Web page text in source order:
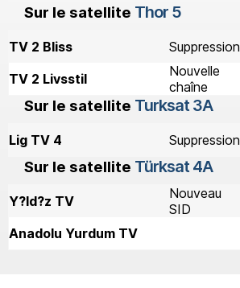
Sur le satellite Thor 5
TV 2 Bliss Suppression
TV 2 Livsstil
Nouvelle
chaîne
Sur le satellite Turksat 3A
Lig TV 4 Suppression
Sur le satellite Türksat 4A
Y?ld?z TV
Nouveau
SID
Anadolu Yurdum TV